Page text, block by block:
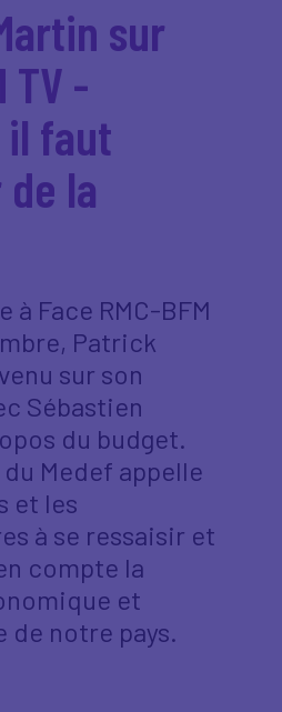
sur
TV -
il faut
la
à Face RMC-BFM
Patrick
sur son
Sébastien
du budget.
Medef appelle
et les
à se ressaisir et
compte la
et
de notre pays.